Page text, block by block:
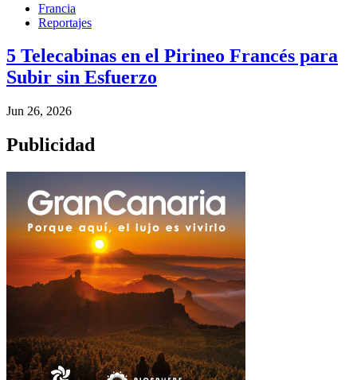
Francia
Reportajes
5 Telecabinas en el Pirineo Francés para
Subir sin Esfuerzo
Jun 26, 2026
Publicidad